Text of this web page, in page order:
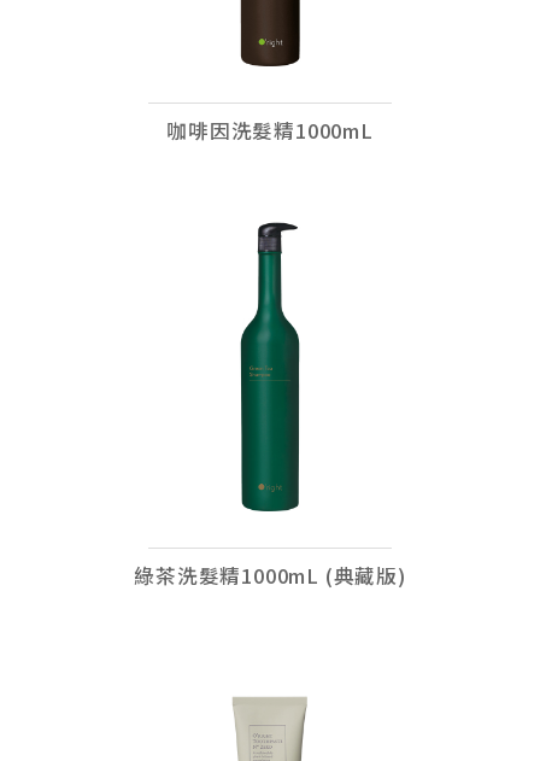
咖啡因洗髮精1000mL
綠茶洗髮精1000mL (典藏版)